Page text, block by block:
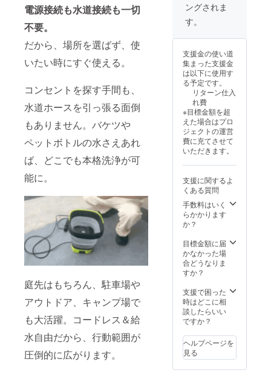
電源接続も水道接続も一切
不要。
だから、場所を選ばず、使
いたい時にすぐ使える。
コンセントを探す手間も、
水道ホースを引っ張る面倒
もありません。バケツや
ペットボトルの水さえあれ
ば、どこでも本格洗浄が可
能に。
庭先はもちろん、駐車場や
アウトドア、キャンプ場で
も大活躍。コードレス＆給
水自由だから、行動範囲が
圧倒的に広がります。
なお、万が
一不良品が
届いた場合
は、速やか
に代替品を
お送りいた
します。
●ご不在時の
お受け取り
について
時にご不在
だった場合
は、不在票
をご確認の
うえ、必ず
再配達をご
依頼くださ
い。
いただけず
弊社倉庫に
返送された
場合、再送
手数料およ
び送料（合
時期が
ござい
ます。
※商品代
を安く
する為
に工数
削減を
してお
り出荷
連絡は
致しま
せん。
活動報
告をご
さい。
※保管期
限超過
などに
社へ返
送され
た場
料およ
び送料
（1,500
円）を
いただ
きま
す。
表示を
み 【配
期】 商
品到着
は最短
で2025
年９
くとも
１０月
を想定
してお
りま
す。 ※
況によ
り出荷
時期が
遅れる
場合が
ます。
※商品代
を安く
する為
削減を
してお
り出荷
連絡は
せん。
活動報
告をご
覧くだ
ングされま
す。
支援金の使い道
集まった支援金
は以下に使用す
る予定です。
リターン仕入
れ費
※目標金額を超
えた場合はプロ
ジェクトの運営
費に充てさせて
いただきます。
支援に関するよ
くある質問
手数料はいく
らかかります
か？
目標金額に届
かなかった場
合どうなりま
すか？
支援で困った
時はどこに相
談したらいい
ですか？
ヘルプページを
見る